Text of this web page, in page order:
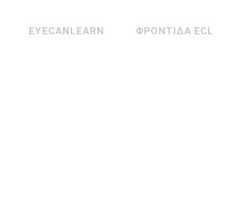
EYECANLEARN ΦΡΟΝΤΙΔΑ ECL